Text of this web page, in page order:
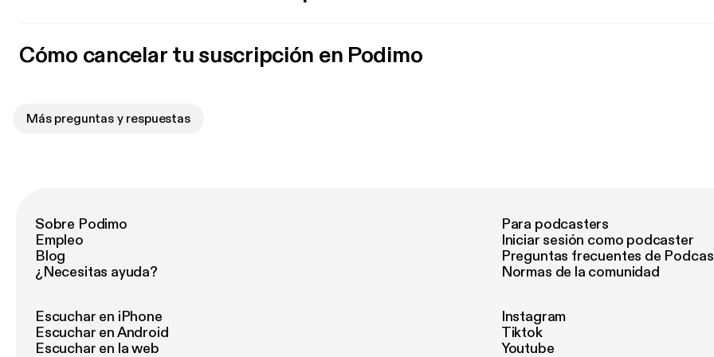
Cómo cancelar tu suscripción en Podimo
Más preguntas y respuestas
Sobre Podimo
Empleo
Blog
¿Necesitas ayuda?
Para podcasters
Iniciar sesión como podcaster
Preguntas frecuentes de
Normas de la comunidad
Escuchar en iPhone
Escuchar en Android
Escuchar en la web
Instagram
Tiktok
Youtube